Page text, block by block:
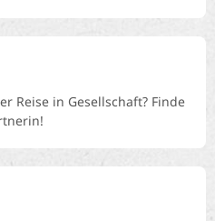
Reise in Gesellschaft? Finde